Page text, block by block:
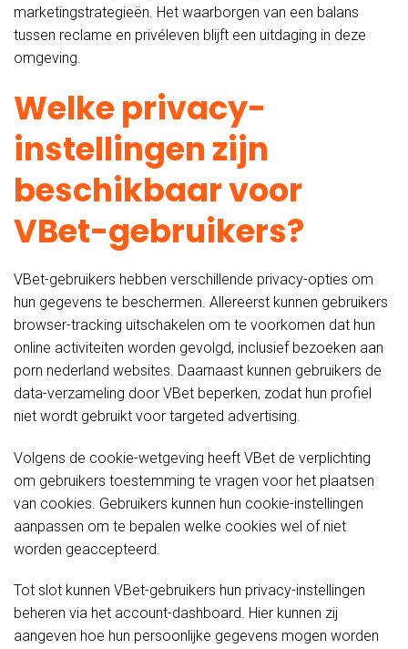
marketingstrategieën. Het waarborgen van een balans
tussen reclame en privéleven blijft een uitdaging in deze
omgeving.
Welke privacy-
instellingen zijn
beschikbaar voor
VBet-gebruikers?
VBet-gebruikers hebben verschillende privacy-opties om
hun gegevens te beschermen. Allereerst kunnen gebruikers
browser-tracking uitschakelen om te voorkomen dat hun
online activiteiten worden gevolgd, inclusief bezoeken aan
porn nederland websites. Daarnaast kunnen gebruikers de
data-verzameling door VBet beperken, zodat hun profiel
niet wordt gebruikt voor targeted advertising.
Volgens de cookie-wetgeving heeft VBet de verplichting
om gebruikers toestemming te vragen voor het plaatsen
van cookies. Gebruikers kunnen hun cookie-instellingen
aanpassen om te bepalen welke cookies wel of niet
worden geaccepteerd.
Tot slot kunnen VBet-gebruikers hun privacy-instellingen
beheren via het account-dashboard. Hier kunnen zij
aangeven hoe hun persoonlijke gegevens mogen worden